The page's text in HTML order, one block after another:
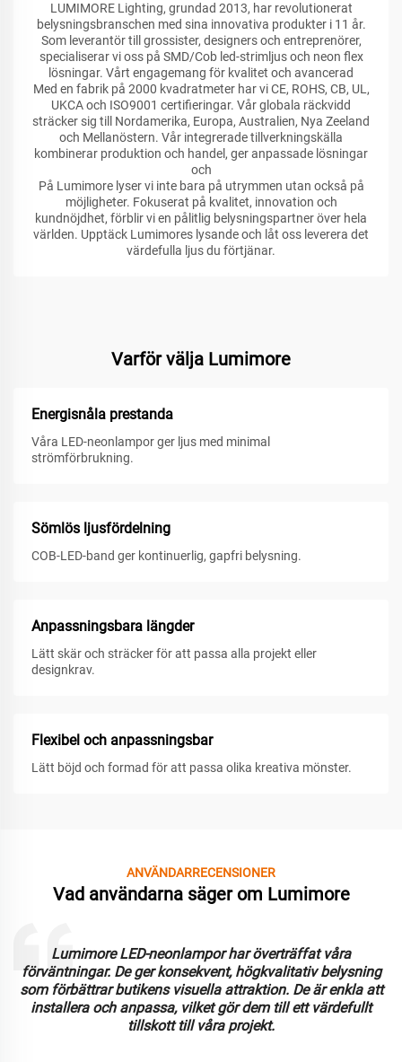
LUMIMORE Lighting, grundad 2013, har revolutionerat
belysningsbranschen med sina innovativa produkter i 11 år.
Som leverantör till grossister, designers och entreprenörer,
specialiserar vi oss på SMD/Cob led-strimljus och neon flex
lösningar. Vårt engagemang för kvalitet och avancerad
Med en fabrik på 2000 kvadratmeter har vi CE, ROHS, CB, UL,
UKCA och ISO9001 certifieringar. Vår globala räckvidd
sträcker sig till Nordamerika, Europa, Australien, Nya Zeeland
och Mellanöstern. Vår integrerade tillverkningskälla
kombinerar produktion och handel, ger anpassade lösningar
och
På Lumimore lyser vi inte bara på utrymmen utan också på
möjligheter. Fokuserat på kvalitet, innovation och
kundnöjdhet, förblir vi en pålitlig belysningspartner över hela
världen. Upptäck Lumimores lysande och låt oss leverera det
värdefulla ljus du förtjänar.
Varför välja Lumimore
Energisnåla prestanda
Våra LED-neonlampor ger ljus med minimal
strömförbrukning.
Sömlös ljusfördelning
COB-LED-band ger kontinuerlig, gapfri belysning.
Anpassningsbara längder
Lätt skär och sträcker för att passa alla projekt eller
designkrav.
Flexibel och anpassningsbar
Lätt böjd och formad för att passa olika kreativa mönster.
ANVÄNDARRECENSIONER
Vad användarna säger om Lumimore
Lumimore LED-neonlampor har överträffat våra
förväntningar. De ger konsekvent, högkvalitativ belysning
som förbättrar butikens visuella attraktion. De är enkla att
installera och anpassa, vilket gör dem till ett värdefullt
tillskott till våra projekt.